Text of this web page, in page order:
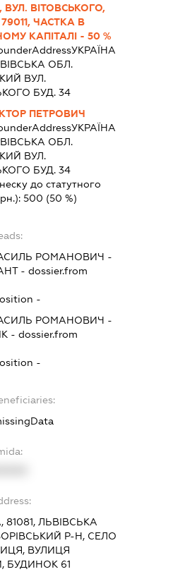
ВУЛ. ВІТОВСЬКОГО,
ЧАСТКА В
КАПІТАЛІ - 50 %
УКРАЇНА
ОБЛ.
ВУЛ.
БУД. 34
ПЕТРОВИЧ
УКРАЇНА
ОБЛ.
ВУЛ.
БУД. 34
до статутного
500 (50 %)
РОМАНОВИЧ -
- dossier.from
-
РОМАНОВИЧ -
- dossier.from
-
81081, ЛЬВІВСЬКА
Р-Н, СЕЛО
ВУЛИЦЯ
БУДИНОК 61